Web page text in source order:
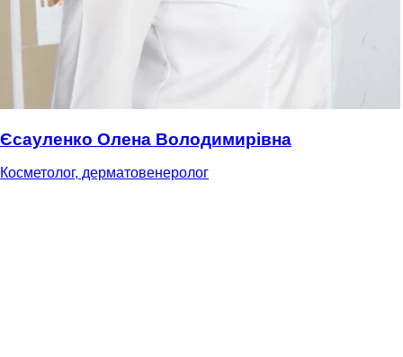
Єсауленко Олена Володимирівна
Косметолог, дерматовенеролог